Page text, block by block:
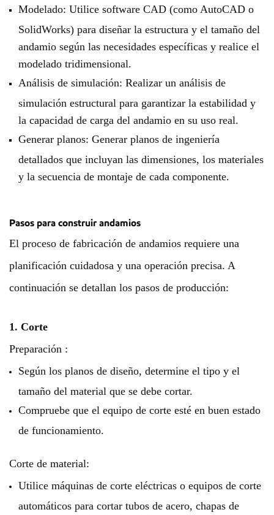
Modelado: Utilice software CAD (como AutoCAD o
SolidWorks) para diseñar la estructura y el tamaño del
andamio según las necesidades específicas y realice el
modelado tridimensional.
Análisis de simulación: Realizar un análisis de
simulación estructural para garantizar la estabilidad y
la capacidad de carga del andamio en su uso real.
Generar planos: Generar planos de ingeniería
detallados que incluyan las dimensiones, los materiales
y la secuencia de montaje de cada componente.
Pasos para construir andamios
El proceso de fabricación de andamios requiere una
planificación cuidadosa y una operación precisa. A
continuación se detallan los pasos de producción:
1. Corte
Preparación :
Según los planos de diseño, determine el tipo y el
tamaño del material que se debe cortar.
Compruebe que el equipo de corte esté en buen estado
de funcionamiento.
Corte de material:
Utilice máquinas de corte eléctricas o equipos de corte
automáticos para cortar tubos de acero, chapas de